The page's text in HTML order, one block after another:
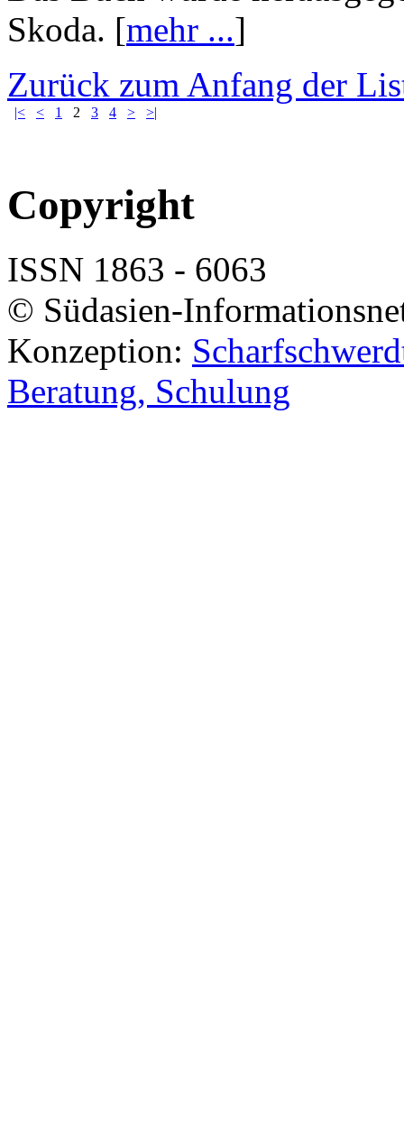
Skoda. [mehr ...]
Zurück zum Anfang der
|< < 1 2 3 4 > >|
Copyright
ISSN 1863 - 6063
© Südasien-
Konzeption:
Beratung, Schulung